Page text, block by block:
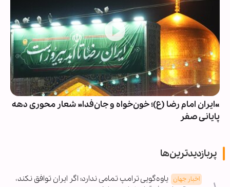
«ایران امام رضا (ع)؛ خون‌خواه و جان‌فدا» شعار محوری دهه
پایانی صفر
پربازدیدترین‌ها
اخبار جهان یاوه‌گویی ترامپ تمامی ندارد؛ اگر ایران توافق نکند،